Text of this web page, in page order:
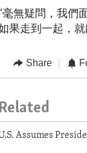
毫無疑問，我們
果走到一起，
Share
Related
Assumes